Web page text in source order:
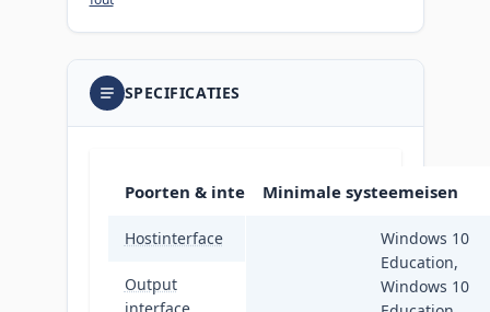
SPECIFICATIES
Poorten & interfaces
Hostinterface
Output
Minimale systeemeisen
Windows 10
Education,
Windows 10